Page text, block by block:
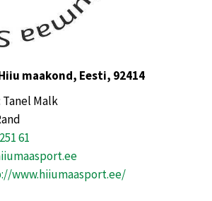
maakond, Eesti, 92414
Malk
61
www.hiiumaasport.ee/